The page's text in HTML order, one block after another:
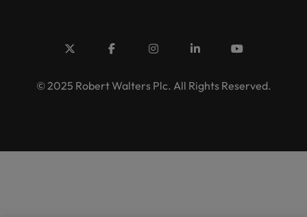
© 2025 Robert Walters Plc. All Rights Reserved.